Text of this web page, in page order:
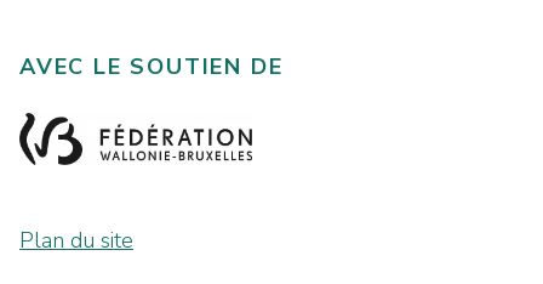
AVEC LE SOUTIEN DE
Plan du site